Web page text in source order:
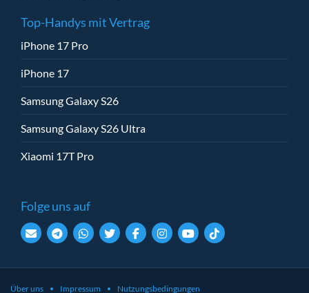
Top-Handys mit Vertrag
iPhone 17 Pro
iPhone 17
Samsung Galaxy S26
Samsung Galaxy S26 Ultra
Xiaomi 17T Pro
Folge uns auf
Über uns Impressum Nutzungsbedingungen